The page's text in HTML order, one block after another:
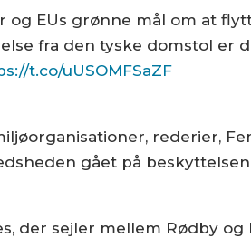
og EUs grønne mål om at
fra den tyske domstol er
t.co/uUSOMFSaZF
rederier,
gået på
der sejler mellem Rødby